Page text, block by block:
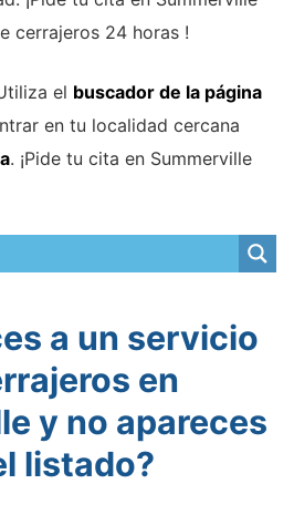
cerrajeros 24 horas !
el buscador de la página
en tu localidad cercana
. ¡Pide tu cita en Summerville
a un servicio
en
y no apareces
listado?